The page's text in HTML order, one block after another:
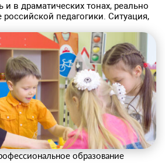
и в драматических тонах, реально
педагогики. Ситуация,
образование